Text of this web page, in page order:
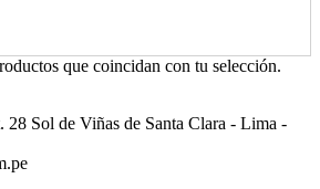
que coincidan con tu selección.
Sol de Viñas de Santa Clara - Lima -